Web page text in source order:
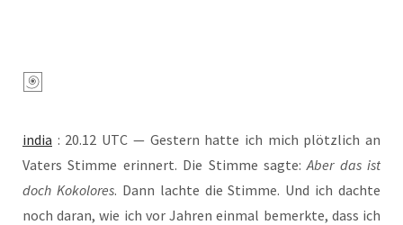
india : 20.12 UTC — Ges­tern hat­te ich mich plötz­lich an
Vaters Stim­me erin­nert. Die Stim­me sag­te:Aber das ist
doch Koko­lo­res. Dann lach­te die Stim­me. Und ich dach­te
noch dar­an, wie ich vor Jah­ren ein­mal bemerk­te, dass ich